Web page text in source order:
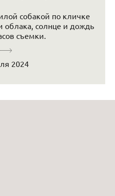
собакой по кличке
облака, солнце и дождь
съемки.
2024